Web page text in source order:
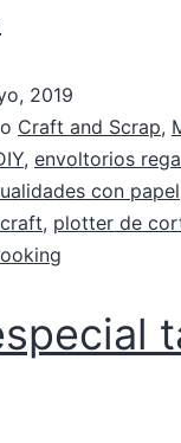
2019
Craft and Scrap,
, envoltorios
con papel
, plotter de